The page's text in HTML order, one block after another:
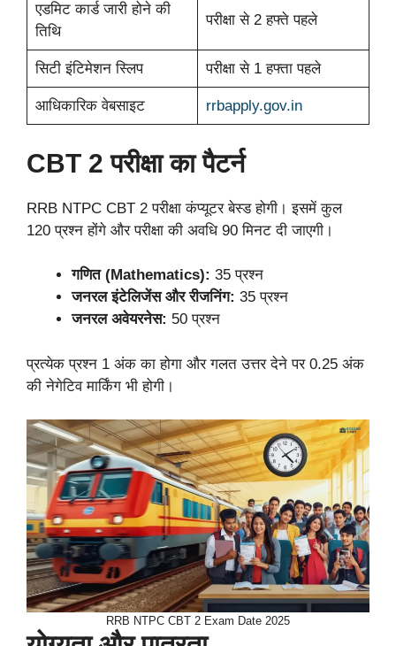
एडमिट कार्ड जारी होने की
तिथि
परीक्षा से 2 हफ्ते पहले
सिटी इंटिमेशन स्लिप परीक्षा से 1 हफ्ता पहले
आधिकारिक वेबसाइट rrbapply.gov.in
CBT 2 परीक्षा का पैटर्न
RRB NTPC CBT 2 परीक्षा कंप्यूटर बेस्ड होगी। इसमें कुल
120 प्रश्न होंगे और परीक्षा की अवधि 90 मिनट दी जाएगी।
गणित (Mathematics): 35 प्रश्न
जनरल इंटेलिजेंस और रीजनिंग: 35 प्रश्न
जनरल अवेयरनेस: 50 प्रश्न
प्रत्येक प्रश्न 1 अंक का होगा और गलत उत्तर देने पर 0.25 अंक
की नेगेटिव मार्किंग भी होगी।
RRB NTPC CBT 2 Exam Date 2025